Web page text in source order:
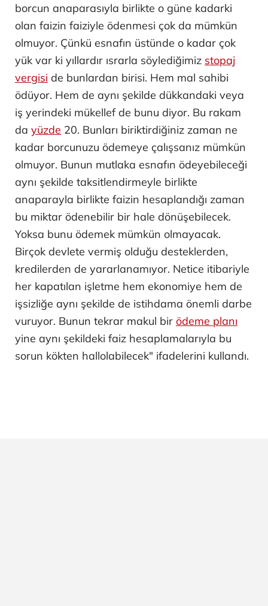
borcun anaparasıyla birlikte o güne kadarki
olan faizin faiziyle ödenmesi çok da mümkün
olmuyor. Çünkü esnafın üstünde o kadar çok
yük var ki yıllardır ısrarla söylediğimiz stopaj
vergisi de bunlardan birisi. Hem mal sahibi
ödüyor. Hem de aynı şekilde dükkandaki veya
iş yerindeki mükellef de bunu diyor. Bu rakam
da yüzde 20. Bunları biriktirdiğiniz zaman ne
kadar borcunuzu ödemeye çalışsanız mümkün
olmuyor. Bunun mutlaka esnafın ödeyebileceği
aynı şekilde taksitlendirmeyle birlikte
anaparayla birlikte faizin hesaplandığı zaman
bu miktar ödenebilir bir hale dönüşebilecek.
Yoksa bunu ödemek mümkün olmayacak.
Birçok devlete vermiş olduğu desteklerden,
kredilerden de yararlanamıyor. Netice itibariyle
her kapatılan işletme hem ekonomiye hem de
işsizliğe aynı şekilde de istihdama önemli darbe
vuruyor. Bunun tekrar makul bir ödeme planı
yine aynı şekildeki faiz hesaplamalarıyla bu
sorun kökten hallolabilecek" ifadelerini kullandı.